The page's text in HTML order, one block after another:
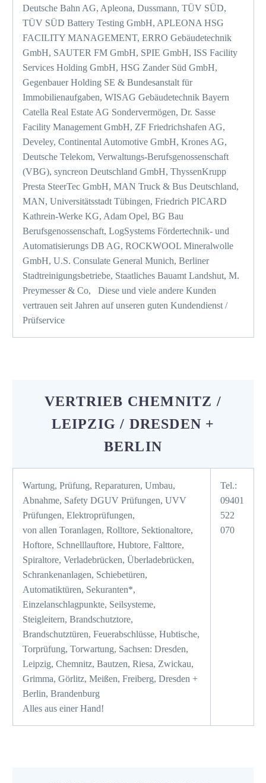
Deutsche Bahn AG, Apleona, Dussmann, TÜV SÜD,
TÜV SÜD Battery Testing GmbH, APLEONA HSG
FACILITY MANAGEMENT, ERRO Gebäudetechnik
GmbH, SAUTER FM GmbH, SPIE GmbH, ISS Facility
Services Holding GmbH, HSG Zander Süd GmbH,
Gegenbauer Holding SE & Bundesanstalt für
Immobilienaufgaben, WISAG Gebäudetechnik Bayern
Catella Real Estate AG Sondervermögen, Dr. Sasse
Facility Management GmbH, ZF Friedrichshafen AG,
Develey, Continental Automotive GmbH, Krones AG,
Deutsche Telekom, Verwaltungs-Berufsgenossenschaft
(VBG), syncreon Deutschland GmbH, ThyssenKrupp
Presta SteerTec GmbH, MAN Truck & Bus Deutschland,
MAN, Universitätsstadt Tübingen, Friedrich PICARD
Kathrein-Werke KG, Adam Opel, BG Bau
Berufsgenossenschaft, LogSystems Fördertechnik- und
Automatisierungs DB AG, ROCKWOOL Mineralwolle
GmbH, U.S. Consulate General Munich, Berliner
Stadtreinigungsbetriebe, Staatliches Bauamt Landshut, M.
Preymesser & Co, Diese und viele andere Kunden
vertrauen seit Jahren auf unseren guten Kundendienst /
Prüfservice
VERTRIEB CHEMNITZ /
LEIPZIG / DRESDEN +
BERLIN
Wartung, Prüfung, Reparaturen, Umbau,
Abnahme, Safety DGUV Prüfungen, UVV
Prüfungen, Elektroprüfungen,
von allen Toranlagen, Rolltore, Sektionaltore,
Hoftore, Schnelllauftore, Hubtore, Falttore,
Spiraltore, Verladebrücken, Überladebrücken,
Schrankenanlagen, Schiebetüren,
Automatiktüren, Sekuranten*,
Einzelanschlagpunkte, Seilsysteme,
Steigleitern, Brandschutztore,
Brandschutztüren, Feuerabschlüsse, Hubtische,
Torprüfung, Torwartung, Sachsen: Dresden,
Leipzig, Chemnitz, Bautzen, Riesa, Zwickau,
Grimma, Görlitz, Meißen, Freiberg, Dresden +
Berlin, Brandenburg
Alles aus einer Hand!
Tel.:
09401
522
070